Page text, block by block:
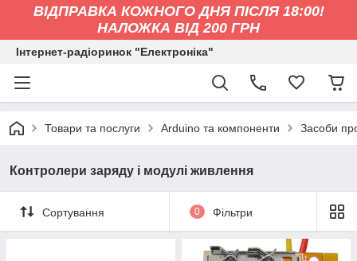
ВІДПРАВКА КОЖНОГО ДНЯ ПІСЛЯ 18:00!
НАЛОЖКА ВІД 200 ГРН
Інтернет-радіоринок "Електроніка"
Товари та послуги Arduino та компоненти Засоби
Контролери заряду і модулі живлення
Сортування 0 Фільтри